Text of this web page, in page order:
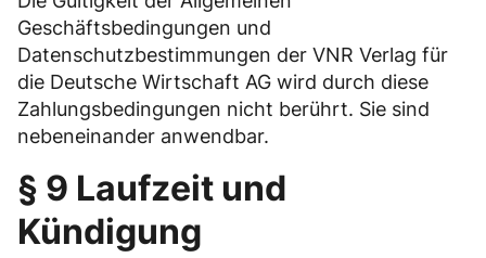
Geschäftsbedingungen und
Datenschutzbestimmungen der VNR Verlag für
die Deutsche Wirtschaft AG wird durch diese
Zahlungsbedingungen nicht berührt. Sie sind
nebeneinander anwendbar.
§ 9 Laufzeit und
Kündigung